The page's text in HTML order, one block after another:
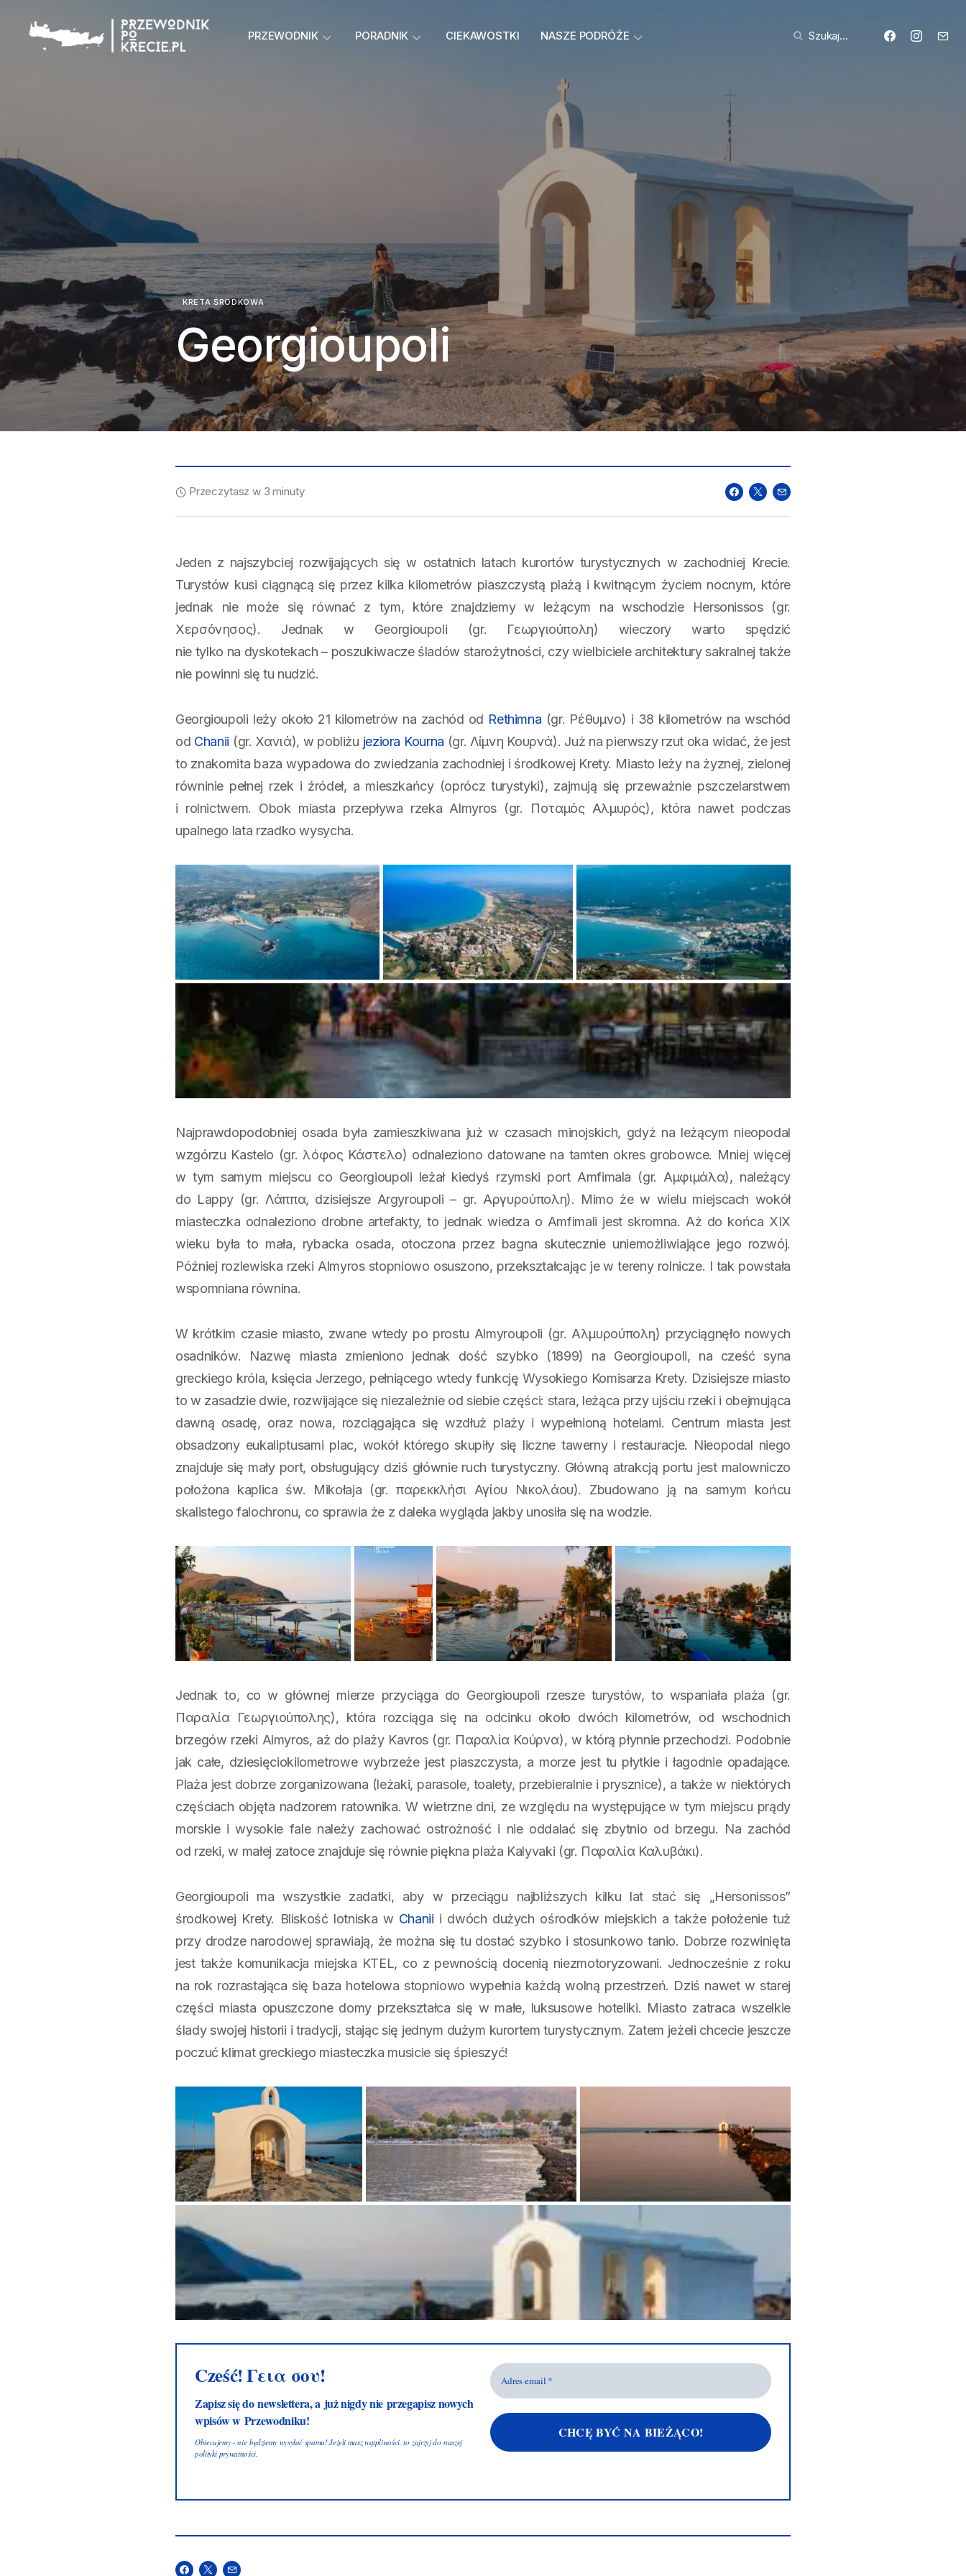
PRZEWODNIK PORADNIK CIEKAWOSTKI NASZE PODRÓŻE Szukaj...
KRETA ŚRODKOWA
Georgioupoli
Przeczytasz w 3 minuty
Jeden z najszybciej rozwijających się w ostatnich latach kurortów turystycznych w zachodniej Krecie.
Turystów kusi ciągnącą się przez kilka kilometrów piaszczystą plażą i kwitnącym życiem nocnym, które
jednak nie może się równać z tym, które znajdziemy w leżącym na wschodzie Hersonissos (gr.
Χερσόνησος). Jednak w Georgioupoli (gr. Γεωργιούπολη) wieczory warto spędzić
nie tylko na dyskotekach – poszukiwacze śladów starożytności, czy wielbiciele architektury sakralnej także
nie powinni się tu nudzić.
Georgioupoli leży około 21 kilometrów na zachód od Rethimna (gr. Ρέθυμνο) i 38 kilometrów na wschód
od Chanii (gr. Χανιά), w pobliżu jeziora Kourna (gr. Λίμνη Κουρνά). Już na pierwszy rzut oka widać, że jest
to znakomita baza wypadowa do zwiedzania zachodniej i środkowej Krety. Miasto leży na żyznej, zielonej
równinie pełnej rzek i źródeł, a mieszkańcy (oprócz turystyki), zajmują się przeważnie pszczelarstwem
i rolnictwem. Obok miasta przepływa rzeka Almyros (gr. Ποταμός Αλμυρός), która nawet podczas
upalnego lata rzadko wysycha.
Najprawdopodobniej osada była zamieszkiwana już w czasach minojskich, gdyż na leżącym nieopodal
wzgórzu Kastelo (gr. λόφος Κάστελο) odnaleziono datowane na tamten okres grobowce. Mniej więcej
w tym samym miejscu co Georgioupoli leżał kiedyś rzymski port Amfimala (gr. Αμφιμάλα), należący
do Lappy (gr. Λάππα, dzisiejsze Argyroupoli – gr. Αργυρούπολη). Mimo że w wielu miejscach wokół
miasteczka odnaleziono drobne artefakty, to jednak wiedza o Amfimali jest skromna. Aż do końca XIX
wieku była to mała, rybacka osada, otoczona przez bagna skutecznie uniemożliwiające jego rozwój.
Później rozlewiska rzeki Almyros stopniowo osuszono, przekształcając je w tereny rolnicze. I tak powstała
wspomniana równina.
W krótkim czasie miasto, zwane wtedy po prostu Almyroupoli (gr. Αλμυρούπολη) przyciągnęło nowych
osadników. Nazwę miasta zmieniono jednak dość szybko (1899) na Georgioupoli, na cześć syna
greckiego króla, księcia Jerzego, pełniącego wtedy funkcję Wysokiego Komisarza Krety. Dzisiejsze miasto
to w zasadzie dwie, rozwijające się niezależnie od siebie części: stara, leżąca przy ujściu rzeki i obejmująca
dawną osadę, oraz nowa, rozciągająca się wzdłuż plaży i wypełnioną hotelami. Centrum miasta jest
obsadzony eukaliptusami plac, wokół którego skupiły się liczne tawerny i restauracje. Nieopodal niego
znajduje się mały port, obsługujący dziś głównie ruch turystyczny. Główną atrakcją portu jest malowniczo
położona kaplica św. Mikołaja (gr. παρεκκλήσι Αγίου Νικολάου). Zbudowano ją na samym końcu
skalistego falochronu, co sprawia że z daleka wygląda jakby unosiła się na wodzie.
Jednak to, co w głównej mierze przyciąga do Georgioupoli rzesze turystów, to wspaniała plaża (gr.
Παραλία Γεωργιούπολης), która rozciąga się na odcinku około dwóch kilometrów, od wschodnich
brzegów rzeki Almyros, aż do plaży Kavros (gr. Παραλία Κούρνα), w którą płynnie przechodzi. Podobnie
jak całe, dziesięciokilometrowe wybrzeże jest piaszczysta, a morze jest tu płytkie i łagodnie opadające.
Plaża jest dobrze zorganizowana (leżaki, parasole, toalety, przebieralnie i prysznice), a także w niektórych
częściach objęta nadzorem ratownika. W wietrzne dni, ze względu na występujące w tym miejscu prądy
morskie i wysokie fale należy zachować ostrożność i nie oddalać się zbytnio od brzegu. Na zachód
od rzeki, w małej zatoce znajduje się równie piękna plaża Kalyvaki (gr. Παραλία Καλυβάκι).
Georgioupoli ma wszystkie zadatki, aby w przeciągu najbliższych kilku lat stać się „Hersonissos”
środkowej Krety. Bliskość lotniska w Chanii i dwóch dużych ośrodków miejskich a także położenie tuż
przy drodze narodowej sprawiają, że można się tu dostać szybko i stosunkowo tanio. Dobrze rozwinięta
jest także komunikacja miejska KTEL, co z pewnością docenią niezmotoryzowani. Jednocześnie z roku
na rok rozrastająca się baza hotelowa stopniowo wypełnia każdą wolną przestrzeń. Dziś nawet w starej
części miasta opuszczone domy przekształca się w małe, luksusowe hoteliki. Miasto zatraca wszelkie
ślady swojej historii i tradycji, stając się jednym dużym kurortem turystycznym. Zatem jeżeli chcecie jeszcze
poczuć klimat greckiego miasteczka musicie się śpieszyć!
Cześć! Γεια σου!
Zapisz się do newslettera, a już nigdy nie przegapisz nowych
wpisów w Przewodniku!
Obiecujemy - nie będziemy wysyłać spamu! Jeżeli masz wątpliwości, to zajrzyj do naszej
polityki prywatności.